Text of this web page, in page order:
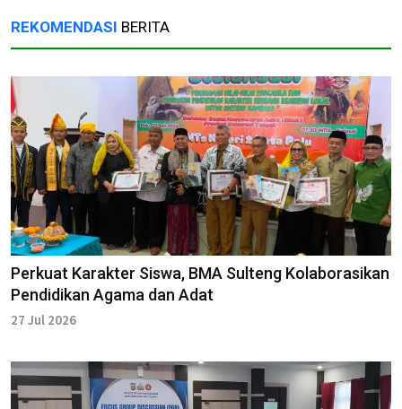
REKOMENDASI BERITA
Perkuat Karakter Siswa, BMA Sulteng Kolaborasikan
Pendidikan Agama dan Adat
27 Jul 2026